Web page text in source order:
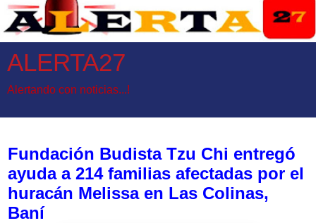
ALERTA27
Alertando con noticias...!
Fundación Budista Tzu Chi entregó
ayuda a 214 familias afectadas por el
huracán Melissa en Las Colinas,
Baní